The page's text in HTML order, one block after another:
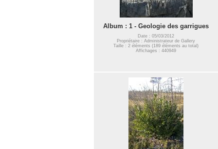
Album : 1 - Geologie des garrigues
Date : 05/03/2012
Propriétaire : Administrateur de Gallery
Taille : 2 éléments (189 éléments au total)
Affichages : 440949